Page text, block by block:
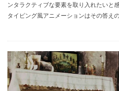
ンタラクティブな要素を取り入れたいと
タイピング風アニメーションはその答え